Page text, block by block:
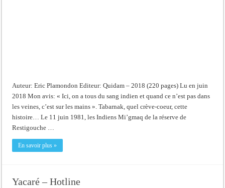
Auteur: Eric Plamondon Editeur: Quidam – 2018 (220 pages) Lu en juin
2018 Mon avis: « Ici, on a tous du sang indien et quand ce n’est pas dans
les veines, c’est sur les mains ». Tabarnak, quel crève-coeur, cette
histoire… Le 11 juin 1981, les Indiens Mi’gmaq de la réserve de
Restigouche …
En savoir plus »
Yacaré – Hotline